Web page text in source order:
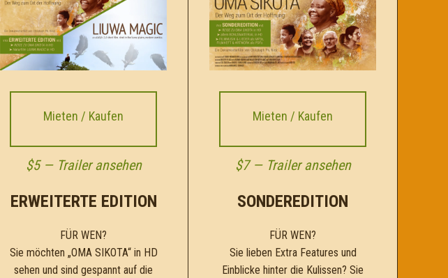
Mieten / Kaufen
$5 — Trailer ansehen
ERWEITERTE EDITION
FÜR WEN?
Sie möchten „OMA SIKOTA“ in HD
sehen und sind gespannt auf die
Mieten / Kaufen
$7 — Trailer ansehen
SONDEREDITION
FÜR WEN?
Sie lieben Extra Features und
Einblicke hinter die Kulissen? Sie